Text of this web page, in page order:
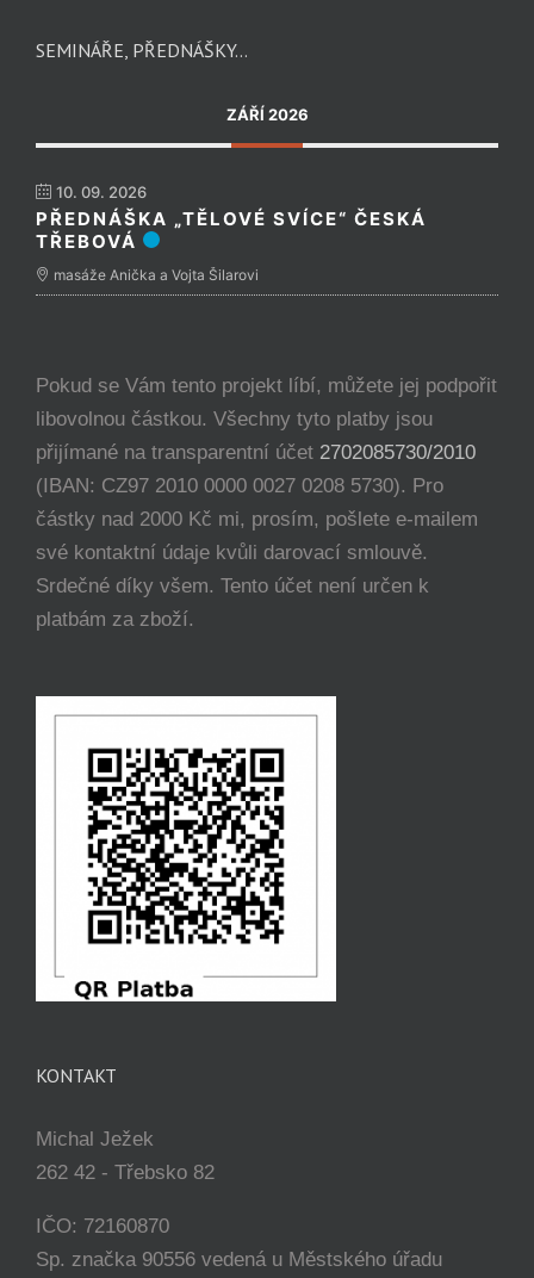
SEMINÁŘE, PŘEDNÁŠKY…
ZÁŘÍ 2026
10. 09. 2026
PŘEDNÁŠKA „TĚLOVÉ SVÍCE“ ČESKÁ
TŘEBOVÁ
masáže Anička a Vojta Šilarovi
Pokud se Vám tento projekt líbí, můžete jej podpořit
libovolnou částkou. Všechny tyto platby jsou
přijímané na transparentní účet 2702085730/2010
(IBAN: CZ97 2010 0000 0027 0208 5730). Pro
částky nad 2000 Kč mi, prosím, pošlete e-mailem
své kontaktní údaje kvůli darovací smlouvě.
Srdečné díky všem. Tento účet není určen k
platbám za zboží.
KONTAKT
Michal Ježek
262 42 - Třebsko 82
IČO: 72160870
Sp. značka 90556 vedená u Městského úřadu